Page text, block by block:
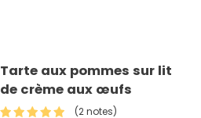
Tarte aux pommes sur lit
de crème aux œufs
(2 notes)